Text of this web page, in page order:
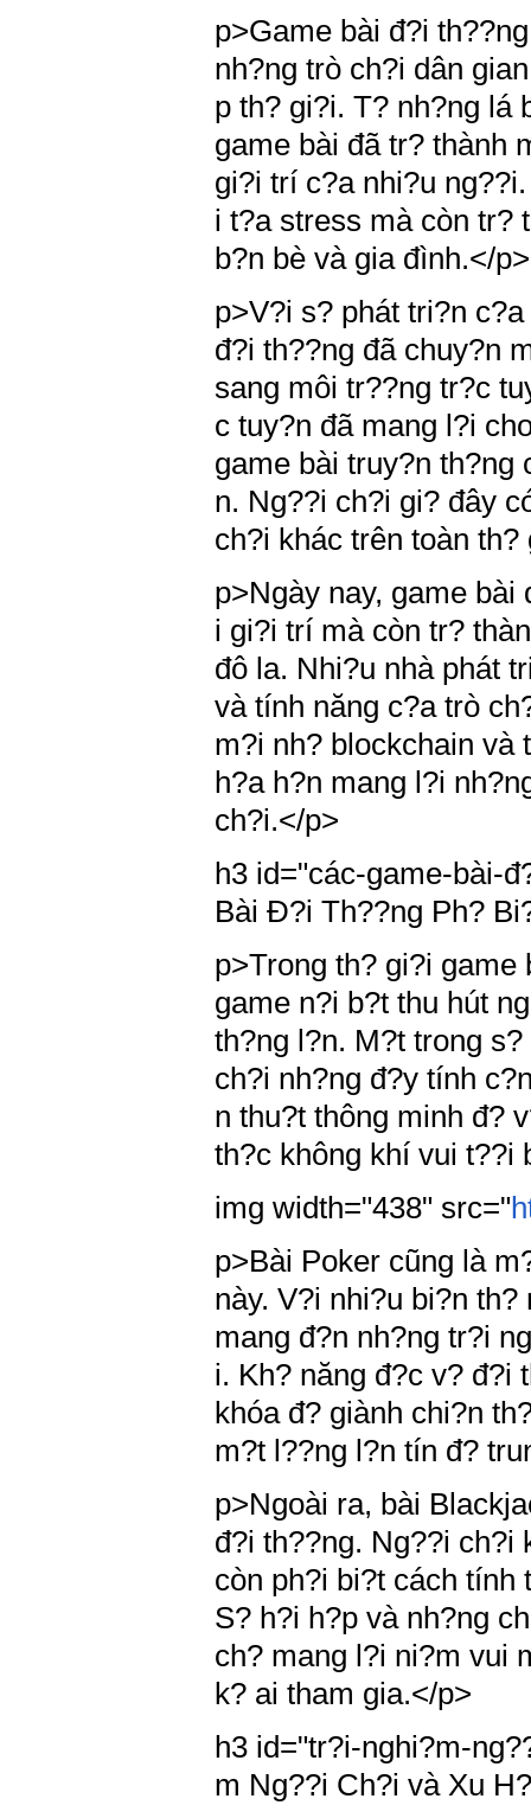
p>Game bài đ?i
nh?ng trò ch?i dân
p th? gi?i. T? nh?ng lá
game bài đã tr? thành
gi?i trí c?a nhi?u
i t?a stress mà còn tr?
b?n bè và gia đình.</p>
p>V?i s? phát tri?n
đ?i th??ng đã chuy?n
sang môi tr??ng tr?c
c tuy?n đã mang l?i
game bài truy?n th?ng
n. Ng??i ch?i gi? đây
ch?i khác trên toàn
p>Ngày nay, game bài
i gi?i trí mà còn tr?
đô la. Nhi?u nhà phát
và tính năng c?a trò
m?i nh? blockchain và
h?a h?n mang l?i
ch?i.</p>
h3 id="các-game-bài-
Bài Đ?i Th??ng Ph?
p>Trong th? gi?i game
game n?i b?t thu hút
th?ng l?n. M?t trong
ch?i nh?ng đ?y tính
n thu?t thông minh đ?
th?c không khí vui t??i
img width="438" src="
p>Bài Poker cũng là
này. V?i nhi?u bi?n
mang đ?n nh?ng tr?i
i. Kh? năng đ?c v? đ?i
khóa đ? giành chi?n
m?t l??ng l?n tín đ?
p>Ngoài ra, bài
đ?i th??ng. Ng??i ch?i
còn ph?i bi?t cách tính
S? h?i h?p và nh?ng
ch? mang l?i ni?m vui
k? ai tham gia.</p>
h3 id="tr?i-nghi?m-
m Ng??i Ch?i và Xu